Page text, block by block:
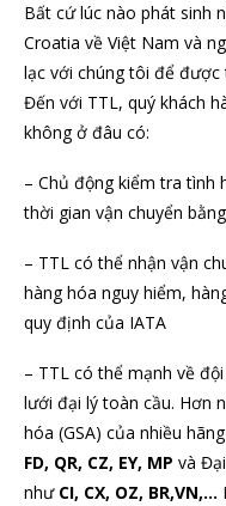
Bất cứ lúc nào phát sinh
Croatia về Việt Nam và
lạc với chúng tôi để được
Đến với TTL, quý khách
không ở đâu có:
– Chủ động kiểm tra tình
thời gian vận chuyển
– TTL có thể nhận vận
hàng hóa nguy hiểm,
quy định của IATA
– TTL có thể mạnh về
lưới đại lý toàn cầu. Hơn
hóa (GSA) của nhiều
FD, QR, CZ, EY, MP và
như CI, CX, OZ, BR,VN,…